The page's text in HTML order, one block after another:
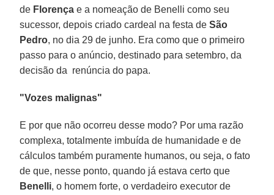
de Florença e a nomeação de Benelli como seu
sucessor, depois criado cardeal na festa deSão
Pedro, no dia 29 de junho. Era como que o primeiro
passo para o anúncio, destinado para setembro, da
decisão da renúncia do papa.
"Vozes malignas"
E por que não ocorreu desse modo? Por uma razão
complexa, totalmente imbuída de humanidade e de
cálculos também puramente humanos, ou seja, o fato
de que, nesse ponto, quando já estava certo que
Benelli, o homem forte, o verdadeiro executor de